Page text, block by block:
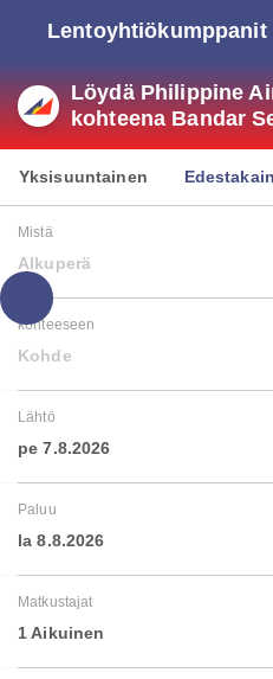
Lentoyhtiökumppanit
Löydä Philippine
kohteena Bandar
Yksisuuntainen
Mistä
Alkuperä
kohteeseen
Kohde
Lähtö
pe 7.8.2026
Paluu
la 8.8.2026
Matkustajat
1 Aikuinen